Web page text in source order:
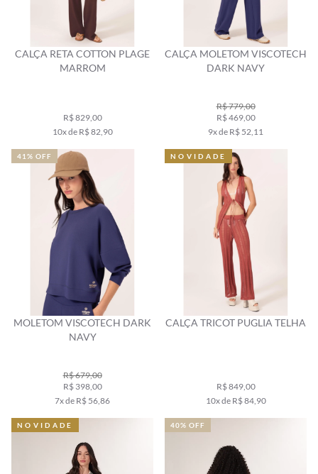
CALÇA RETA COTTON PLAGE
MARROM
R$ 829,00
10x de R$ 82,90
CALÇA MOLETOM VISCOTECH
DARK NAVY
R$ 779,00
R$ 469,00
9x de R$ 52,11
MOLETOM VISCOTECH DARK
NAVY
R$ 679,00
R$ 398,00
7x de R$ 56,86
41% OFF
CALÇA TRICOT PUGLIA TELHA
R$ 849,00
10x de R$ 84,90
NOVIDADE
NOVIDADE 40% OFF